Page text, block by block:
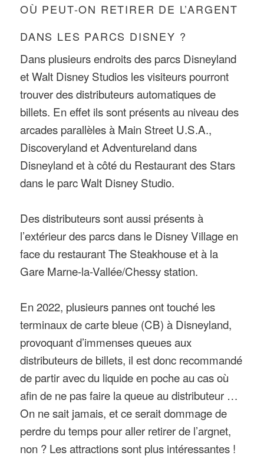
OÙ PEUT-ON RETIRER DE L’ARGENT
DANS LES PARCS DISNEY ?
Dans plusieurs endroits des parcs Disneyland
et Walt Disney Studios les visiteurs pourront
trouver des distributeurs automatiques de
billets. En effet ils sont présents au niveau des
arcades parallèles à Main Street U.S.A.,
Discoveryland et Adventureland dans
Disneyland et à côté du Restaurant des Stars
dans le parc Walt Disney Studio.
Des distributeurs sont aussi présents à
l’extérieur des parcs dans le Disney Village en
face du restaurant The Steakhouse et à la
Gare Marne-la-Vallée/Chessy station.
En 2022, plusieurs pannes ont touché les
terminaux de carte bleue (CB) à Disneyland,
provoquant d’immenses queues aux
distributeurs de billets, il est donc recommandé
de partir avec du liquide en poche au cas où
afin de ne pas faire la queue au distributeur …
On ne sait jamais, et ce serait dommage de
perdre du temps pour aller retirer de l’argnet,
non ? Les attractions sont plus intéressantes !